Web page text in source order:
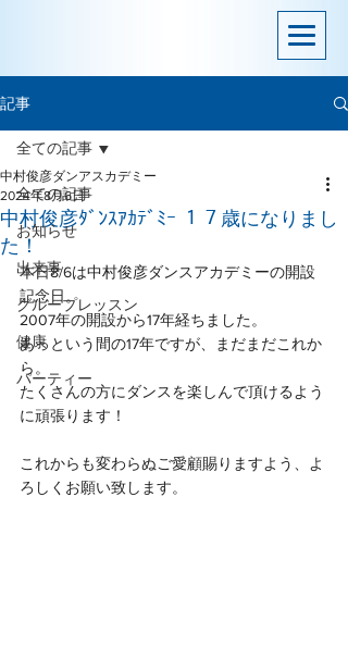
記事
全ての記事
お知らせ
出来事
グループレッスン
健康
パーティー
全ての記事
中村俊彦ﾀﾞﾝｽｱｶﾃﾞﾐｰ １７歳になりまし
た！
中村俊彦ダンアスカデミー
2024年8月6日
本日8/6は中村俊彦ダンスアカデミーの開設
記念日。
2007年の開設から17年経ちました。
あっという間の17年ですが、まだまだこれか
ら。
たくさんの方にダンスを楽しんで頂けるよう
に頑張ります！
これからも変わらぬご愛顧賜りますよう、よ
ろしくお願い致します。